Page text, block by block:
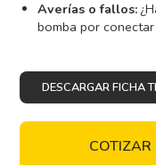
Averías o fallos:
bomba por
DESCARGAR FICHA
COTIZAR